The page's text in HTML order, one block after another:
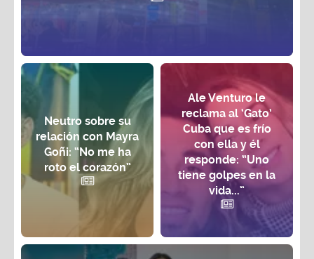
Neutro sobre su
relación con Mayra
Goñi: “No me ha
roto el corazón”
Ale Venturo le
reclama al ‘Gato’
Cuba que es frío
con ella y él
responde: “Uno
tiene golpes en la
vida...”